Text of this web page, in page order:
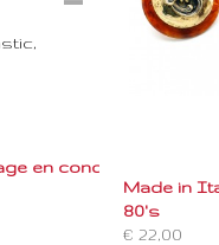
en conditie . . . .
Made in
80's
€ 22,00